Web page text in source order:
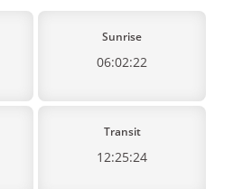
Sunrise
06:02:22
Transit
12:25:24